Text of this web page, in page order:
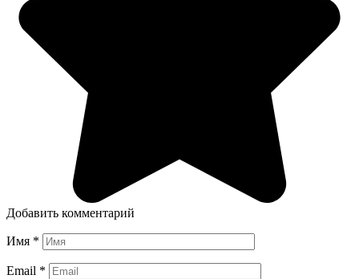
Добавить комментарий
Имя *
Email *